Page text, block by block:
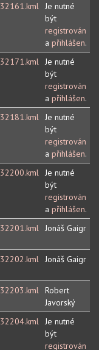
32161.kml Je nutné
být
registrován
a přihlášen.
32171.kml Je nutné
být
registrován
a přihlášen.
32181.kml Je nutné
být
registrován
a přihlášen.
32200.kml Je nutné
být
registrován
a přihlášen.
32201.kml Jonáš Gaigr
32202.kml Jonáš Gaigr
32203.kml Robert
Javorský
32204.kml Je nutné
být
registrován